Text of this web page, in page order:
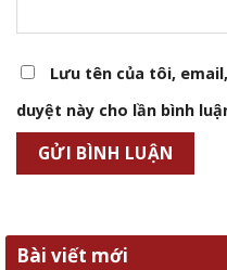
Lưu tên của tôi,
duyệt này cho lần bình
Bài viết mới